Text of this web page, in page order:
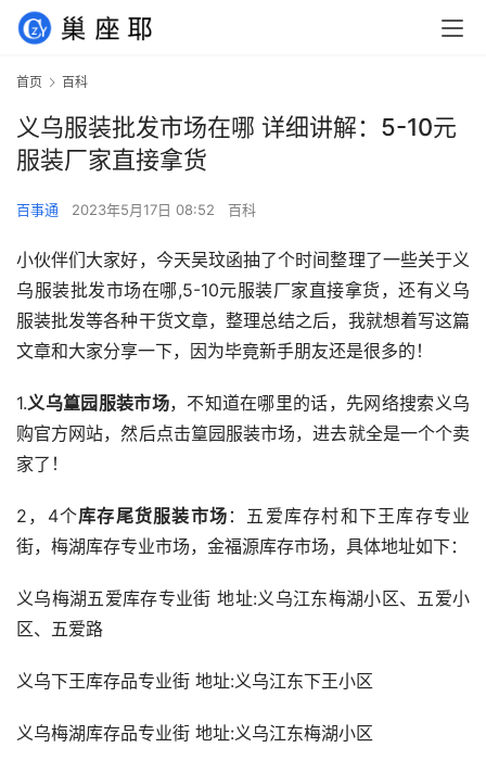
首页 百科
义乌服装批发市场在哪 详细讲解：5-10元
服装厂家直接拿货
百事通 2023年5月17日 08:52 百科
小伙伴们大家好，今天吴玟函抽了个时间整理了一些关于义
乌服装批发市场在哪,5-10元服装厂家直接拿货，还有义乌
服装批发等各种干货文章，整理总结之后，我就想着写这篇
文章和大家分享一下，因为毕竟新手朋友还是很多的！
1.义乌篁园服装市场，不知道在哪里的话，先网络搜索义乌
购官方网站，然后点击篁园服装市场，进去就全是一个个卖
家了！
2，4个库存尾货服装市场 ：五爱库存村和下王库存专业
街，梅湖库存专业市场，金福源库存市场，具体地址如下：
义乌梅湖五爱库存专业街 地址:义乌江东梅湖小区、五爱小
区、五爱路
义乌下王库存品专业街 地址:义乌江东下王小区
义乌梅湖库存品专业街 地址:义乌江东梅湖小区